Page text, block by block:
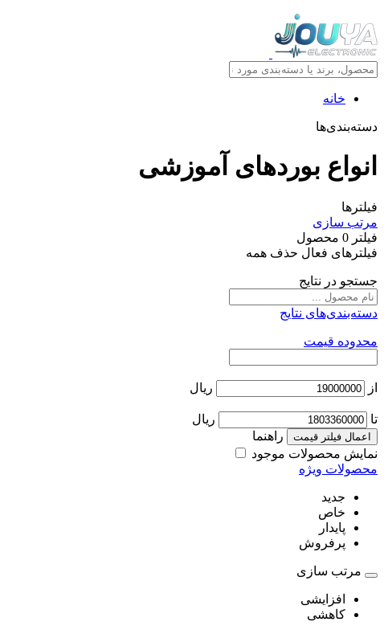
خانه
دسته‌بندی‌ها
انواع بوردهای آموزشی
فیلترها
مرتب سازی
فیلتر 0 محصول
فیلترهای فعال حذف همه
جستجو در نتایج
دسته‌بندی‌های نتایج
محدوده قیمت
از ریال
تا ریال
اعمال فیلتر قیمت
راهنما
نمایش محصولات موجود
محصولات ویژه
جدید
خاص
پایدار
پرفروش
مرتب سازی
افزایشی
کاهشی